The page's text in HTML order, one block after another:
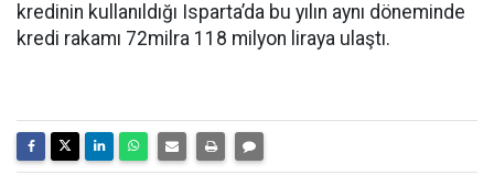
kredinin kullanıldığı Isparta’da bu yılın aynı döneminde
kredi rakamı 72milra 118 milyon liraya ulaştı.